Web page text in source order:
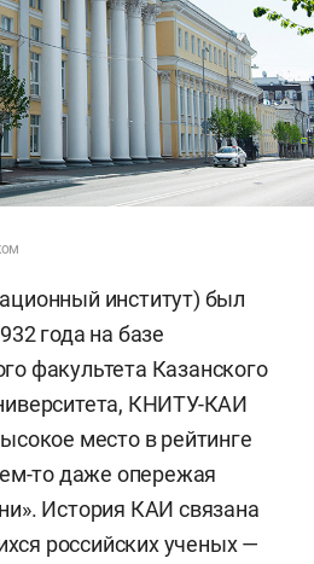
институт) был
года на базе
факультета Казанского
КНИТУ-КАИ
место в рейтинге
то даже опережая
История КАИ связана
российских ученых —